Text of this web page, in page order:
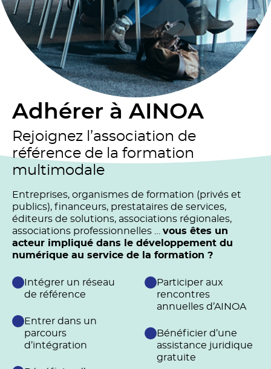
Adhérer à AINOA
Rejoignez l’association de
référence de la formation
multimodale
Entreprises, organismes de formation (privés et
publics), financeurs, prestataires de services,
éditeurs de solutions, associations régionales,
associations professionnelles … vous êtes un
acteur impliqué dans le développement du
numérique au service de la formation ?
Intégrer un réseau
de référence
Entrer dans un
parcours
d’intégration
Participer aux
rencontres
annuelles d’AINOA
Bénéficier d’une
assistance juridique
gratuite